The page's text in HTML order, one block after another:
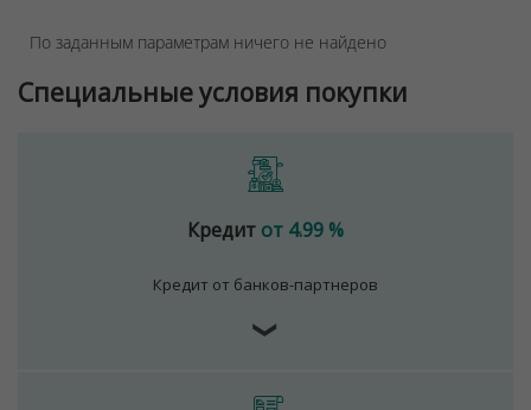
По заданным параметрам ничего не найдено
Специальные условия покупки
Кредит от 4.99 %
Кредит от банков-партнеров
❯